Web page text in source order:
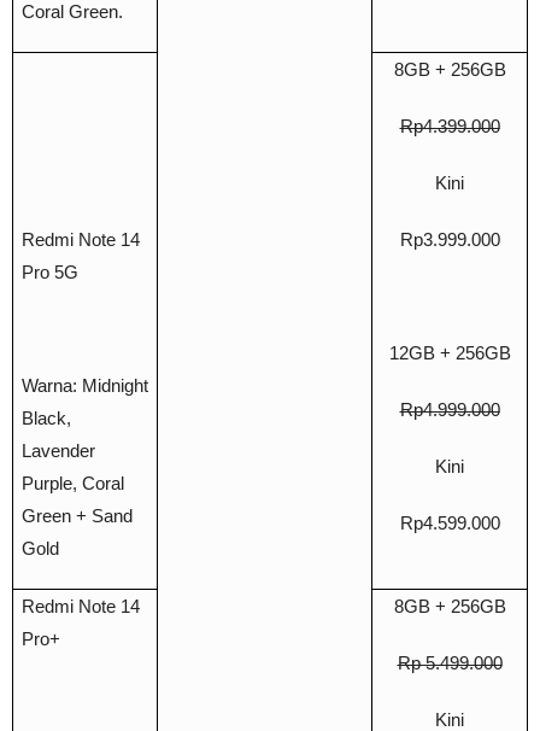
Coral Green.
Redmi Note 14
Pro 5G
Warna: Midnight
Black,
Lavender
Purple, Coral
Green + Sand
Gold
8GB + 256GB
Rp4.399.000
Kini
Rp3.999.000
12GB + 256GB
Rp4.999.000
Kini
Rp4.599.000
Redmi Note 14
Pro+
8GB + 256GB
Rp 5.499.000
Kini